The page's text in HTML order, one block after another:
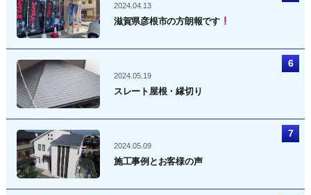
2024.04.13
滋賀県彦根市の方朗報です
2024.05.19
スレート屋根・縁切り
2024.05.09
施工事例とお客様の声